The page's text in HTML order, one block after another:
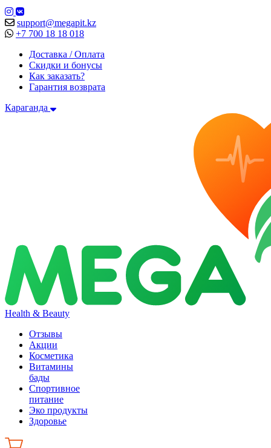
support@megapit.kz
+7 700 18 18 018
Доставка / Оплата
Скидки и бонусы
Как заказать?
Гарантия возврата
Караганда
Health & Beauty
Отзывы
Акции
Косметика
Витамины
бады
Спортивное
питание
Эко продукты
Здоровье